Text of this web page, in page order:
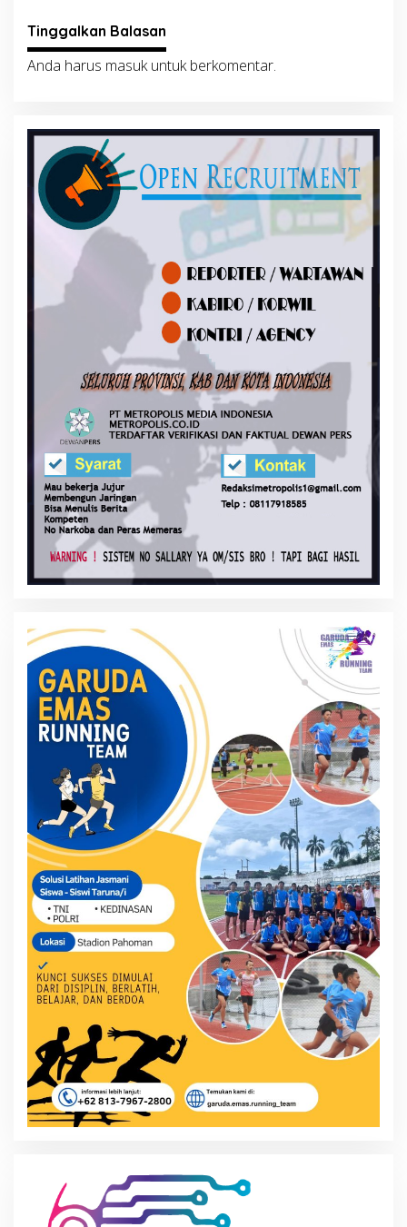
Tinggalkan Balasan
Anda harus masukuntuk berkomentar.